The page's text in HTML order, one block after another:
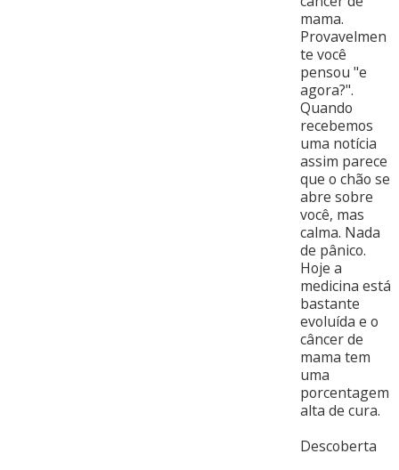
mama.
Provavelmen
te você
pensou "e
agora?".
Quando
recebemos
uma notícia
assim parece
que o chão se
abre sobre
você, mas
calma. Nada
de pânico.
Hoje a
medicina está
bastante
evoluída e o
câncer de
mama tem
uma
porcentagem
alta de cura.
Descoberta